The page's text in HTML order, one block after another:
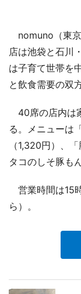
nomuno（東京
店は池袋と石川
は子育て世帯を
と飲食需要の双
40席の店内は
る。メニューは
（1,320円）、
タコのしそ豚も
営業時間は15
ら）。